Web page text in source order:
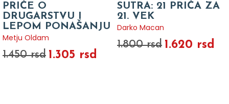
PRIČE O
DRUGARSTVU I
LEPOM PONAŠANJU
Metju Oldam
1.450 rsd 1.305 rsd
SUTRA: 21 PRIČA ZA
21. VEK
Darko Macan
1.800 rsd 1.620 rsd